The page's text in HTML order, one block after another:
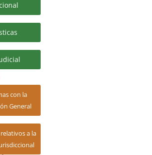
con la
General
a la